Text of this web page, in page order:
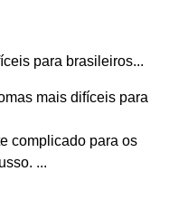
para brasileiros...
mais difíceis para
complicado para os
...